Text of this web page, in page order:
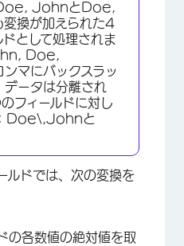
JohnとDoe,
換が加えられた4
として処理されま
Doe,
マにバックスラッ
データは分離され
フィールドに対し
Doe\,Johnと
ルドでは、次の変換を
の各数値の絶対値を取